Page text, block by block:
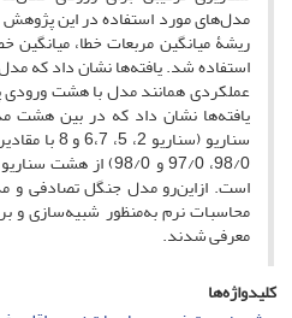
مدل‌های مورد استفاده در این پژوهش
ریشۀ میانگین مربعات خطا، میانگین
استفاده شد. یافته‌ها نشان داد که
عملکردی همانند مدل با هشت ورودی
یافته‌ها نشان داد که در بین هشت
سناریو (سناریو 2، 5، 6،7 و 8 با مقادیر R
98/0، 97/0 و 98/0) از
است. ازاین‌رو مدل جنگل تصادفی و
محاسبات نرم به‌منظور شبیه‌سازی
معرفی شدند.
کلیدواژه‌ها